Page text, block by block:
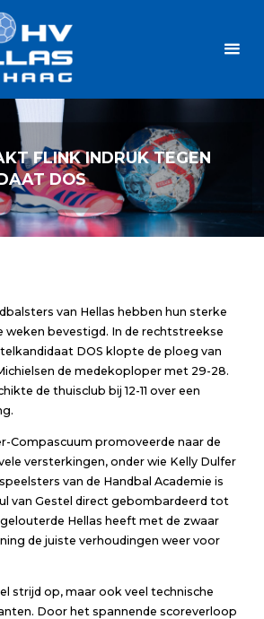
FLINK INDRUK TEGEN
DOS
van Hellas hebben hun sterke
weken bevestigd. In de rechtstreekse
DOS klopte de ploeg van
de medekoploper met 29-28.
de thuisclub bij 12-11 over een
Compascuum promoveerde naar de
versterkingen, onder wie Kelly Dulfer
van de Handbal Academie is
van Gestel direct gebombardeerd tot
Hellas heeft met de zwaar
de juiste verhoudingen weer voor
strijd op, maar ook veel technische
Door het spannende scoreverloop